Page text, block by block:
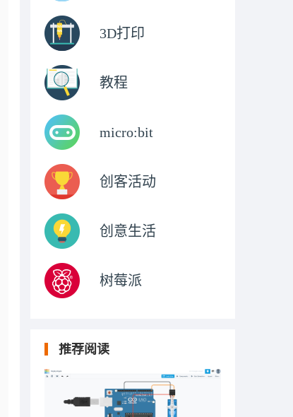
3D打印
教程
micro:bit
创客活动
创意生活
树莓派
推荐阅读